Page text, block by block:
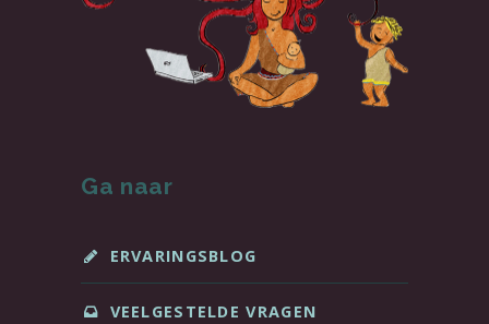
Ga naar
ERVARINGSBLOG
VEELGESTELDE VRAGEN